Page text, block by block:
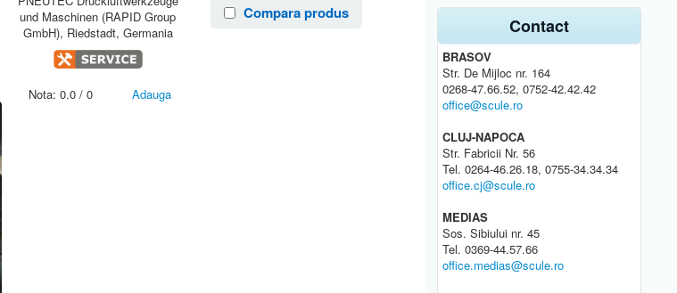
und Maschinen (RAPID Group
GmbH), Riedstadt, Germania
Nota: 0.0 / 0 Adauga
Compara produs
Contact
BRASOV
Str. De Mijloc nr. 164
0268-47.66.52, 0752-42.42.42
office@scule.ro
CLUJ-NAPOCA
Str. Fabricii Nr. 56
Tel. 0264-46.26.18, 0755-34.34.34
office.cj@scule.ro
MEDIAS
Sos. Sibiului nr. 45
Tel. 0369-44.57.66
office.medias@scule.ro